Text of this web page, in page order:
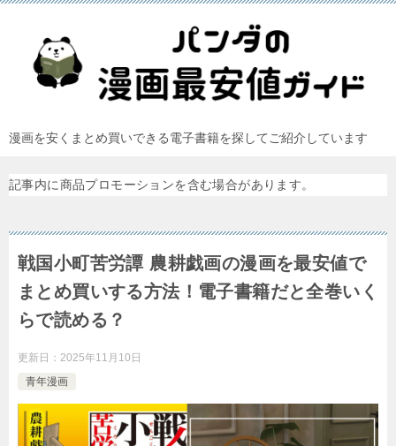
漫画を安くまとめ買いできる電子書籍を探してご紹介しています
記事内に商品プロモーションを含む場合があります。
戦国小町苦労譚 農耕戯画の漫画を最安値で
まとめ買いする方法！電子書籍だと全巻いく
らで読める？
更新日： 2025年11月10日
青年漫画